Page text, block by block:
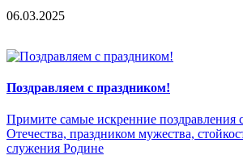
06.03.2025
Поздравляем с праздником!
Примите самые искренние поздравления
Отечества, праздником мужества,
служения Родине